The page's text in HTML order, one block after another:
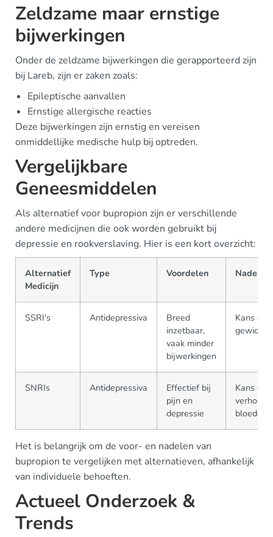
Zeldzame maar ernstige
bijwerkingen
Onder de zeldzame bijwerkingen die gerapporteerd zijn
bij Lareb, zijn er zaken zoals:
Epileptische aanvallen
Ernstige allergische reacties
Deze bijwerkingen zijn ernstig en vereisen
onmiddellijke medische hulp bij optreden.
Vergelijkbare
Geneesmiddelen
Als alternatief voor bupropion zijn er verschillende
andere medicijnen die ook worden gebruikt bij
depressie en rookverslaving. Hier is een kort overzicht:
Alternatief
Medicijn
Type Voordelen Nadelen
SSRI's Antidepressiva
Breed
inzetbaar,
vaak minder
bijwerkingen
Kans op
SNRIs Antidepressiva
Effectief bij
pijn en
depressie
Kans op
Het is belangrijk om de voor- en nadelen van
bupropion te vergelijken met alternatieven, afhankelijk
van individuele behoeften.
Actueel Onderzoek &
Trends